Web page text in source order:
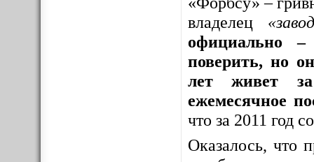
владелец
официально
поверить, но
лет живет за
ежемесячное
что за 2011 год
Оказалось, что